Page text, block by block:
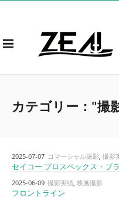
カテゴリー："撮
2025-07-07 コマーシャル撮影, 撮影
セイコー プロスペックス・ブ
2025-06-09 撮影実績, 映画撮影
フロントライン